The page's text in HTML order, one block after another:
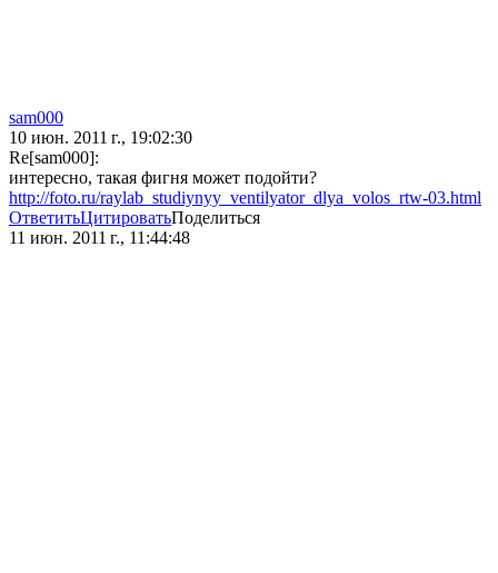
sam000
10 июн. 2011 г., 19:02:30
Re[sam000]:
интересно, такая фигня может подойти?
http://foto.ru/raylab_studiynyy_ventilyator_dlya_volos_rtw-03.html
ОтветитьЦитироватьПоделиться
11 июн. 2011 г., 11:44:48